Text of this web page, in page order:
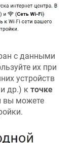
с данными
их при
устройств
др.) к точке
вы можете